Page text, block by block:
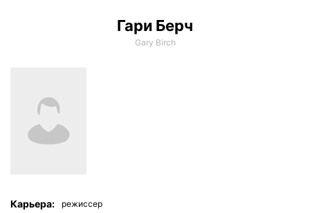
Гари Берч
Gary Birch
Карьера: режиссер